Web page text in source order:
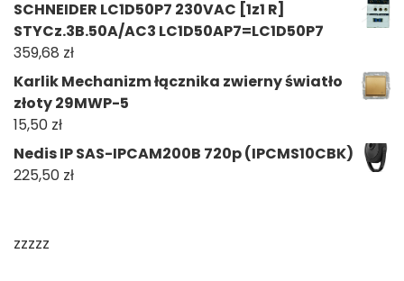
SCHNEIDER LC1D50P7 230VAC [1z1 R]
STYCz.3B.50A/AC3 LC1D50AP7=LC1D50P7
359,68 zł
Karlik Mechanizm łącznika zwierny światło
złoty 29MWP-5
15,50 zł
Nedis IP SAS-IPCAM200B 720p (IPCMS10CBK)
225,50 zł
zzzzz